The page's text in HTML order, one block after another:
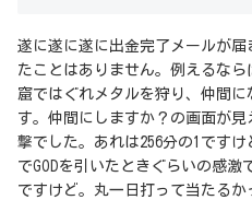
遂に遂に遂に出金完了メールが
たことはありません。例えるな
窟ではぐれメタルを狩り、仲間
す。仲間にしますか？の画面が
撃でした。あれは256分の1です
でGODを引いたときぐらいの感激
ですけど。丸一日打って当たるか